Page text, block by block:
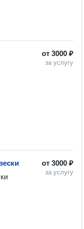
от 3000 ₽
за услугу
от 3000 ₽
за услугу